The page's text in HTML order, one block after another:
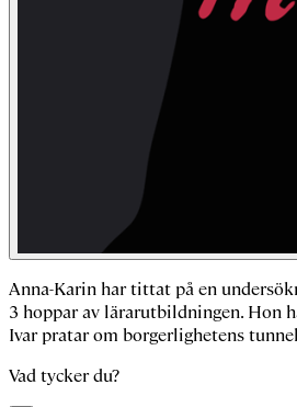
Anna-Karin har tittat på en
3 hoppar av lärarutbildningen. Hon
Ivar pratar om borgerlighetens
Vad tycker du?